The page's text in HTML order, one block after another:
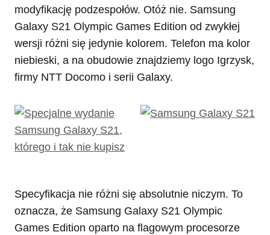
modyfikację podzespołów. Otóż nie. Samsung
Galaxy S21 Olympic Games Edition od zwykłej
wersji różni się jedynie kolorem. Telefon ma kolor
niebieski, a na obudowie znajdziemy logo Igrzysk,
firmy NTT Docomo i serii Galaxy.
Specyfikacja nie różni się absolutnie niczym. To
oznacza, że Samsung Galaxy S21 Olympic
Games Edition oparto na flagowym procesorze